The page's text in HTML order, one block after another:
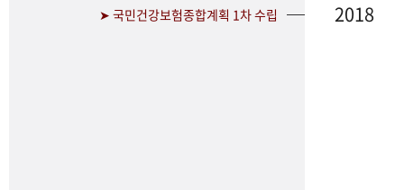
➤ 국민건강보험종합계획 1차 수립 2018